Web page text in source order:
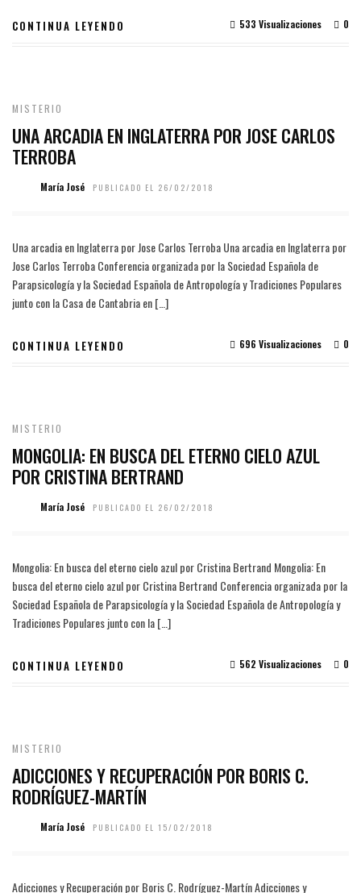
CONTINUA LEYENDO 0
533 Visualizaciones
MISTERIO
UNA ARCADIA EN INGLATERRA POR JOSE CARLOS
TERROBA
María José PUBLICADO EL 26/02/2018
Una arcadia en Inglaterra por Jose Carlos Terroba Una arcadia en Inglaterra por
Jose Carlos Terroba Conferencia organizada por la Sociedad Española de
Parapsicología y la Sociedad Española de Antropología y Tradiciones Populares
junto con la Casa de Cantabria en […]
CONTINUA LEYENDO 0
696 Visualizaciones
MISTERIO
MONGOLIA: EN BUSCA DEL ETERNO CIELO AZUL
POR CRISTINA BERTRAND
María José PUBLICADO EL 26/02/2018
Mongolia: En busca del eterno cielo azul por Cristina Bertrand Mongolia: En
busca del eterno cielo azul por Cristina Bertrand Conferencia organizada por la
Sociedad Española de Parapsicología y la Sociedad Española de Antropología y
Tradiciones Populares junto con la […]
CONTINUA LEYENDO 0
562 Visualizaciones
MISTERIO
ADICCIONES Y RECUPERACIÓN POR BORIS C.
RODRÍGUEZ-MARTÍN
María José PUBLICADO EL 15/02/2018
Adicciones y Recuperación por Boris C. Rodríguez-Martín Adicciones y